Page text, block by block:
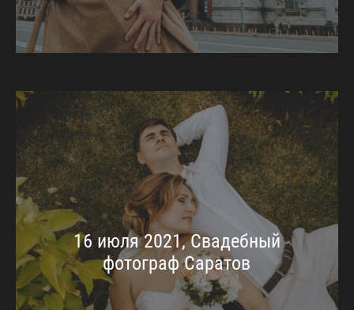
16 июля 2021, Свадебный
фотограф Саратов